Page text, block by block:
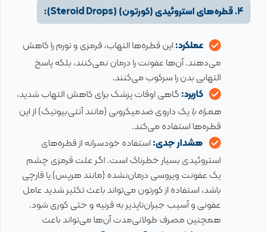
4. قطره‌های استروئیدی (کورتون) (Steroid Drops):
عملکرد:این قطره‌ها التهاب، قرمزی و تورم را کاهش
می‌دهند. آن‌ها عفونت را درمان نمی‌کنند، بلکه پاسخ
التهابی بدن را سرکوب می‌کنند.
کاربرد:گاهی اوقات پزشک برای کاهش التهاب شدید،
همراه بایک داروی ضدمیکروبی (مانند آنتی‌بیوتیک) از این
قطره‌ها استفاده می‌کند.
هشدار جدی:استفاده خودسرانه از قطره‌های
استروئیدی بسیار خطرناک است. اگر علت قرمزی چشم
یک عفونت ویروسی درمان‌نشده (مانند هرپس) یا قارچی
باشد، استفاده از کورتون می‌تواند باعث تکثیر شدید عامل
عفونی و آسیب جبران‌ناپذیر به قرنیه و حتی کوری شود.
همچنین مصرف طولانی‌مدت آن‌ها می‌تواند باعث